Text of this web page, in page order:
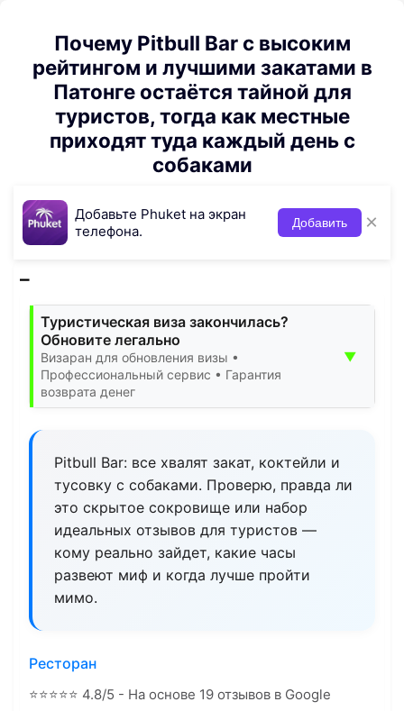
Почему Pitbull Bar с высоким
рейтингом и лучшими закатами в
Патонге остаётся тайной для
туристов, тогда как местные
приходят туда каждый день с
собаками
Добавьте Phuket на экран
телефона.
Добавить ×
Туристическая виза закончилась?
Обновите легально
Визаран для обновления визы •
Профессиональный сервис • Гарантия
возврата денег
▼
Pitbull Bar: все хвалят закат, коктейли и
тусовку с собаками. Проверю, правда ли
это скрытое сокровище или набор
идеальных отзывов для туристов —
кому реально зайдет, какие часы
развеют миф и когда лучше пройти
мимо.
Ресторан
⭐⭐⭐⭐⭐ 4.8/5 - На основе 19 отзывов в Google